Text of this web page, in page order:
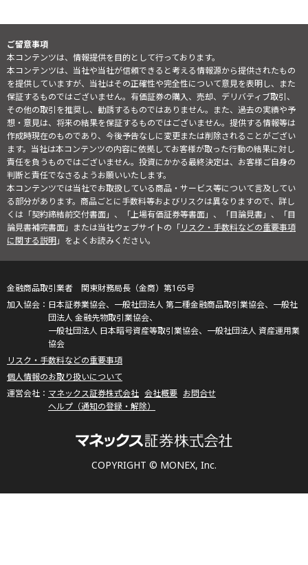
ご留意事項
本コンテンツは、情報提供を目的として行っております。
本コンテンツは、当社や当社が信頼できると考える情報源から提供されたもの
を提供していますが、当社はその正確性や完全性について意見を表明し、また
保証するものではございません。有価証券の購入、売却、デリバティブ取引、
その他の取引を推奨し、勧誘するものではありません。また、過去の実績や予
想・意見は、将来の結果を保証するものではございません。提供する情報等は
作成時現在のものであり、今後予告なしに変更または削除されることがござい
ます。当社は本コンテンツの内容に依拠してお客様が取った行動の結果に対し
責任を負うものではございません。投資にかかる最終決定は、お客様ご自身の
判断と責任でなさるようお願いいたします。
本コンテンツでは当社でお取扱している商品・サービス等について言及してい
る部分があります。商品ごとに手数料等およびリスクは異なりますので、詳し
くは「契約締結前交付書面」、「上場有価証券等書面」、「目論見書」、「目
論見書補完書面」または当社ウェブサイトの「リスク・手数料などの重要事項
に関する説明」をよくお読みください。
COPYRIGHT © MONEX, Inc.
金融商品取引業者 関東財務局長（金商）第165号
日本証券業協会、一般社団法人 第二種金融商品取引業協会、一般社
団法人 金融先物取引業協会、
一般社団法人 日本暗号資産等取引業協会、一般社団法人 資産運用業
協会
リスク・手数料などの重要事項
個人情報のお取り扱いについて
マネックス証券株式会社 会社概要 お問合せ
ヘルプ（通知の登録・解除）